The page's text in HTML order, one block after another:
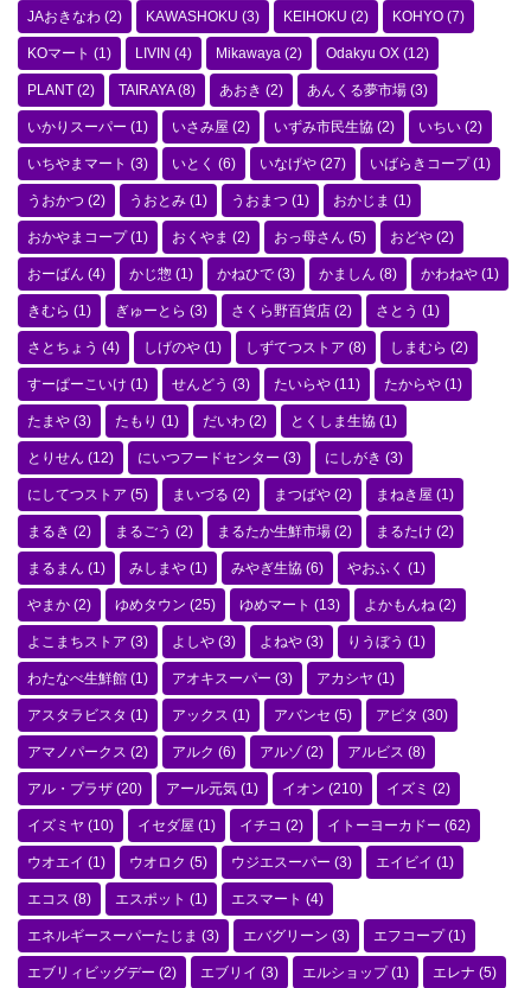
JAおきなわ (2) KAWASHOKU (3) KEIHOKU (2) KOHYO (7)
KOマート (1) LIVIN (4) Mikawaya (2) Odakyu OX (12)
PLANT (2) TAIRAYA(8) あおき (2) あんくる夢市場 (3)
いかりスーパー (1) いさみ屋 (2) いずみ市民生協 (2) いちい (2)
いちやまマート (3) いとく (6) いなげや (27) いばらきコープ(1)
うおかつ (2) うおとみ (1) うおまつ (1) おかじま (1)
おかやまコープ(1) おくやま (2) おっ母さん (5) おどや (2)
おーばん (4) かじ惣 (1) かねひで (3) かましん (8) かわねや (1)
きむら (1) ぎゅーとら (3) さくら野百貨店 (2) さとう (1)
さとちょう (4) しげのや (1) しずてつストア (8) しまむら (2)
すーぱーこいけ (1) せんどう (3) たいらや (11) たからや (1)
たまや (3) たもり (1) だいわ (2) とくしま生協 (1)
とりせん (12) にいつフードセンター (3) にしがき (3)
にしてつストア (5) まいづる (2) まつばや (2) まねき屋 (1)
まるき (2) まるごう (2) まるたか生鮮市場 (2) まるたけ (2)
まるまん (1) みしまや (1) みやぎ生協 (6) やおふく (1)
やまか (2) ゆめタウン (25) ゆめマート (13) よかもんね (2)
よこまちストア (3) よしや (3) よねや (3) りうぼう (1)
わたなべ生鮮館 (1) アオキスーパー (3) アカシヤ (1)
アスタラビスタ (1) アックス (1) アバンセ (5) アピタ (30)
アマノパークス (2) アルク (6) アルゾ(2) アルビス (8)
アル・プラザ (20) アール元気 (1) イオン (210) イズミ (2)
イズミヤ (10) イセダ屋 (1) イチコ (2) イトーヨーカドー (62)
ウオエイ (1) ウオロク (5) ウジエスーパー (3) エイビイ (1)
エコス (8) エスポット (1) エスマート (4)
エネルギースーパーたじま (3) エバグリーン (3) エフコープ(1)
エブリィビッグデー (2) エブリイ (3) エルショップ(1) エレナ (5)